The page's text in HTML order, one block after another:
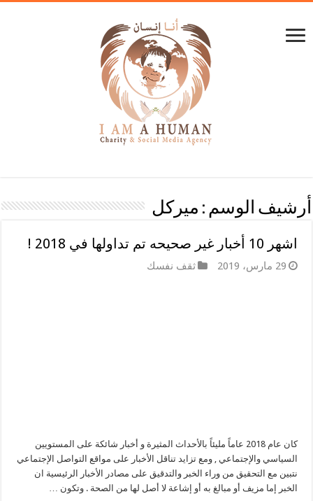
أرشيف الوسم : ميركل
اشهر 10 أخبار غير صحيحه تم تداولها في 2018 !
29 مارس، 2019 ثقف نفسك
كان عام 2018 عاماً مليئاً بالأحداث المثيرة و أخبار شائكة على المستويين
السياسي والإجتماعي , ومع تزايد تناقل الأخبار على مواقع التواصل الإجتماعي
نتبين مع التحقيق من وراء الخبر والتدقيق على مصادر الأخبار الرئيسية ان
الخبر إما مزيف أو مبالغ به أو إشاعة لا أصل لها من الصحة . وتكون …